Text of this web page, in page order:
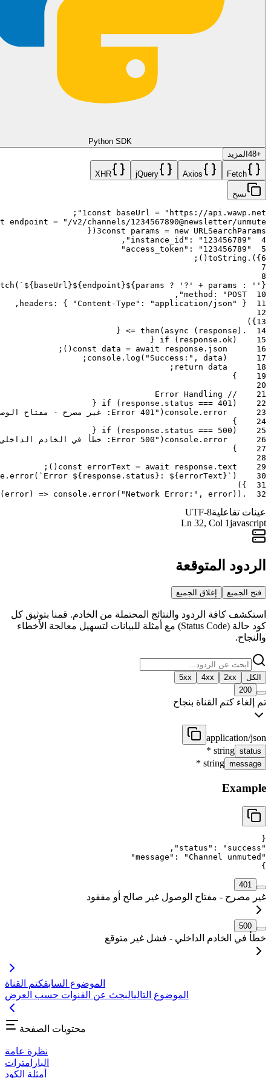
Python SDK
+
48المزيد
Fetch
Axios
jQuery
XHR
نسخ
1 const baseUrl = "https://api.wawp.net"
;
endpoint =
"/v2/channels/1234567890@newsletter/unmute"
3const params = new URLSearchParams
(
{
4
"instance_id"
: "123456789"
,
5
"access_token"
:
"123456789"
6
}
)
.
toString
(
)
;
7
8
( `${baseUrl}${endpoint}${params ? '?' + params : ''}`
10
method : "POST"
,
11
headers : { "Content-Type" : "application/json" }
,
12
13
}
)
14
.
then ( async ( response )
=>
{
15
if ( response . ok )
{
16
const data = await response . json
(
)
;
17
console . log ( "Success:" , data )
;
18
return data
;
19
}
20
21
// Error Handling
22
if ( response . status === 401 )
{
23
console . error
( "Error 401: غير مصرح - مفتاح الوصول غير صالح أو مفقود"
24
}
25
if ( response . status === 500 )
{
26
console . error
( "Error 500: خطأ في الخادم الداخلي - فشل غير متوقع"
27
}
28
29
const errorText = await response . text
(
)
;
30
. error( `Error ${response.status}: ${errorText}` )
31
}
)
32
.
(error) => console . error( "Network Error:" , error) )
عينات تفاعليةUTF-8
Ln 32, Col 1javascript
الردود المتوقعة
فتح الجميع إغلاق الجميع
استكشف كافة الردود والنتائج المحتملة من الخادم. قمنا بتوثيق كل
كود حالة (Status Code) مع أمثلة للبيانات لتسهيل معالجة الأخطاء
والنجاح.
الكل 2xx
4xx
5xx
200
تم إلغاء كتم القناة بنجاح
application/json
status
string
*
message
string
*
Example
{
"
status " : " success
"
,
"
message " : "Channel unmuted
"
}
401
غير مصرح - مفتاح الوصول غير صالح أو مفقود
500
خطأ في الخادم الداخلي - فشل غير متوقع
الموضوع السابقكتم القناة
الموضوع التاليالبحث عن القنوات حسب العرض
محتويات الصفحة
نظرة عامة
البارامترات
أمثلة الكود